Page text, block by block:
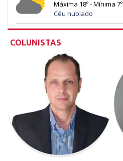
Máxima 18º - Mínima 7º
Céu nublado
COLUNISTAS